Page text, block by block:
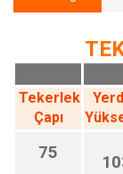
Tekerlek
Çapı
75